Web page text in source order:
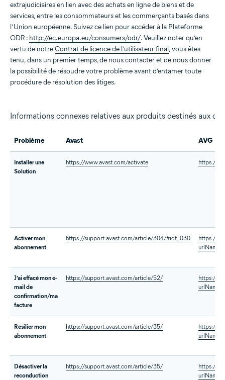
extrajudiciaires en lien avec des achats en ligne de biens et de
services, entre les consommateurs et les commerçants basés dans
l’Union européenne. Suivez ce lien pour accéder à la Plateforme
ODR : http://ec.europa.eu/consumers/odr/. Veuillez noter qu’en
vertu de notreContrat de licence de l’utilisateur final, vous êtes
tenu, dans un premier temps, de nous contacter et de nous donner
la possibilité de résoudre votre problème avant d’entamer toute
procédure de résolution des litiges.
Informations connexes relatives aux produits destinés aux
Problème Avast AVG
Installer une
Solution
https://www.avast.com/activate https://
Activer mon
abonnement
https://support.avast.com/article/304/#idt_030
https://
J’ai effacé mon e-
mail de
confirmation/ma
facture
https://support.avast.com/article/52/
https://
Résilier mon
abonnement
https://support.avast.com/article/35/
https://
Désactiver la
reconduction
https://support.avast.com/article/35/
https://